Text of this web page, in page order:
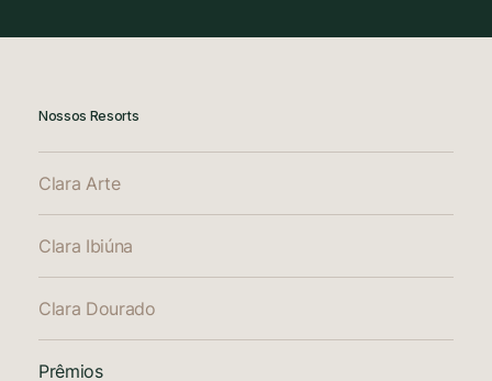
Nossos Resorts
Clara Arte
Clara Ibiúna
Clara Dourado
Prêmios